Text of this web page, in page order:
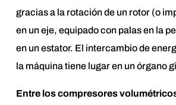
gracias a la rotación de un rotor (o
en un eje, equipado con palas en la
en un estator. El intercambio de
la máquina tiene lugar en un órgano
Entre los compresores